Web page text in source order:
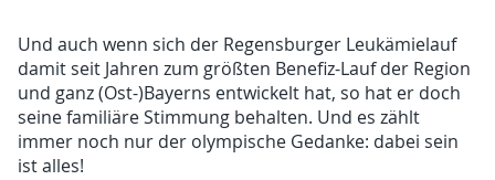
Und auch wenn sich der Regensburger Leukämielauf
damit seit Jahren zum größten Benefiz-Lauf der Region
und ganz (Ost-)Bayerns entwickelt hat, so hat er doch
seine familiäre Stimmung behalten. Und es zählt
immer noch nur der olympische Gedanke: dabei sein
ist alles!